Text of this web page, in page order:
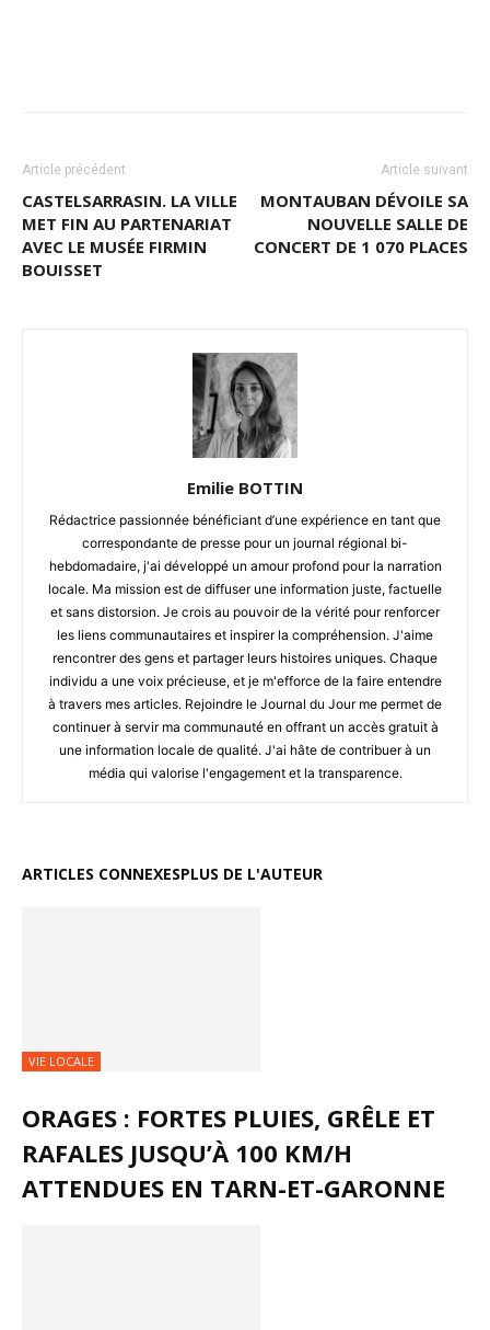
Article précédent
CASTELSARRASIN. LA VILLE
MET FIN AU PARTENARIAT
AVEC LE MUSÉE FIRMIN
BOUISSET
Article suivant
MONTAUBAN DÉVOILE SA
NOUVELLE SALLE DE
CONCERT DE 1 070 PLACES
Emilie BOTTIN
Rédactrice passionnée bénéficiant d’une expérience en tant que
correspondante de presse pour un journal régional bi-
hebdomadaire, j'ai développé un amour profond pour la narration
locale. Ma mission est de diffuser une information juste, factuelle
et sans distorsion. Je crois au pouvoir de la vérité pour renforcer
les liens communautaires et inspirer la compréhension. J'aime
rencontrer des gens et partager leurs histoires uniques. Chaque
individu a une voix précieuse, et je m'efforce de la faire entendre
à travers mes articles. Rejoindre le Journal du Jour me permet de
continuer à servir ma communauté en offrant un accès gratuit à
une information locale de qualité. J'ai hâte de contribuer à un
média qui valorise l'engagement et la transparence.
ARTICLES CONNEXESPLUS DE L'AUTEUR
VIE LOCALE
ORAGES : FORTES PLUIES, GRÊLE ET
RAFALES JUSQU’À 100 KM/H
ATTENDUES EN TARN-ET-GARONNE